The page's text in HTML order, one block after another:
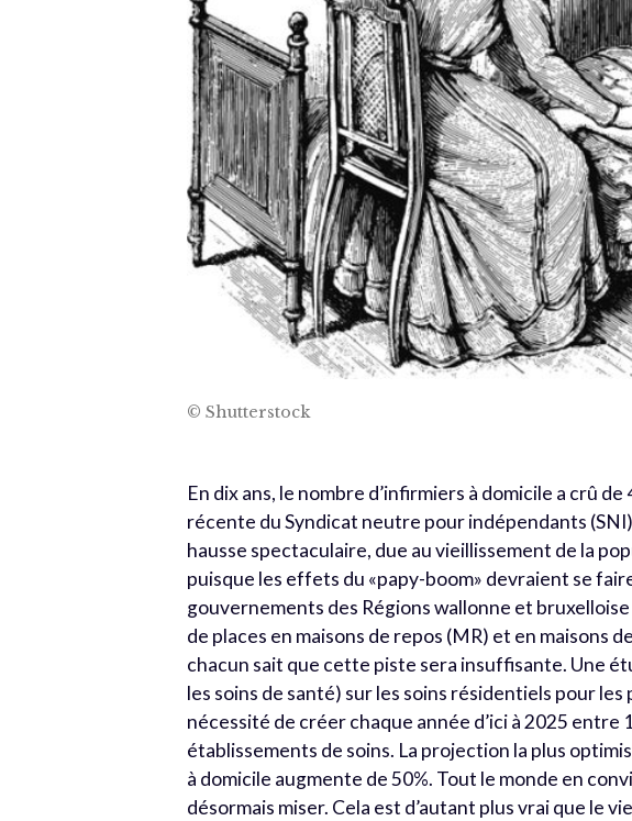
© Shutterstock
En dix ans, le nombre d’infirmiers à domicile a crû
récente du Syndicat neutre pour indépendants
hausse spectaculaire, due au vieillissement de la
puisque les effets du «papy-boom» devraient se
gouvernements des Régions wallonne et
de places en maisons de repos (MR) et en maisons
chacun sait que cette piste sera insuffisante. Une
les soins de santé) sur les soins résidentiels pour
nécessité de créer chaque année d’ici à 2025 entre
établissements de soins. La projection la plus
à domi­cile augmente de 50%. Tout le monde en
désormais miser. Cela est d’autant plus vrai que le